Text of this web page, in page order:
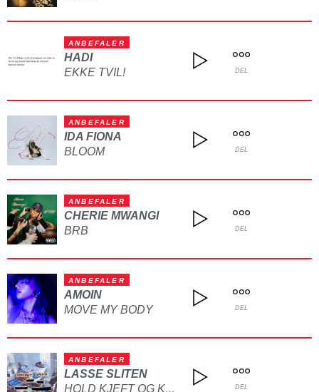
ANBEFALER
HADI
EKKE TVIL!
DEL
ANBEFALER
IDA FIONA
BLOOM
DEL
ANBEFALER
CHERIE MWANGI
BRB
DEL
ANBEFALER
AMOIN
MOVE MY BODY
DEL
ANBEFALER
LASSE SLITEN
HOLD KJEFT OG KYSS MEG DEL